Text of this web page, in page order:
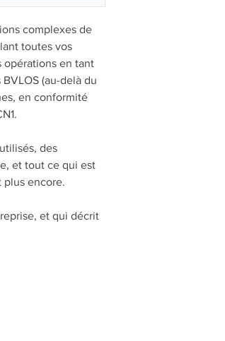
complexes de
toutes vos
opérations en tant
(au-delà du
en conformité
des
et tout ce qui est
plus encore.
et qui décrit